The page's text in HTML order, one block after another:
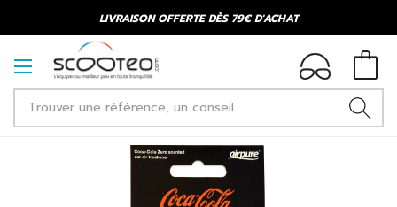
LIVRAISON OFFERTE DÈS 79€ D'ACHAT